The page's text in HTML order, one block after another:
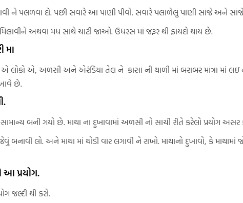
ને પલળવા દો. પછી સવારે આ પાણી પીવો. સવારે પલાળેલું પાણી સાંજે અને
અથવા મધ સાથે ચાટી જાઓ. ઉધરસ માં જરૂર થી ફાયદો થાય છે.
મા
એ, અળસી અને એરંડિયા તેલ ને કાસા ની થાળી માં બરાબર માત્રા માં લઇ ને
આવે છે.
બની ગયો છે. માથા ના દુખાવામાં અળસી નો સાચી રીતે કરેલો પ્રયોગ
લો. અને માથા માં થોડી વાર લગાવી ને રાખો. માથાનો દુખાવો, કે
આ પ્રયોગ.
જલ્દી થી કરો.